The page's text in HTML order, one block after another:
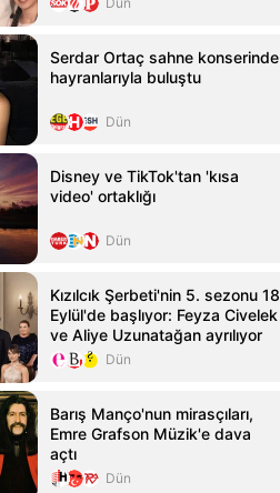
Serdar Ortaç sahne konserinde
hayranlarıyla buluştu
Dün
Disney ve TikTok'tan 'kısa
video' ortaklığı
Dün
Kızılcık Şerbeti'nin 5. sezonu 18
Eylül'de başlıyor: Feyza Civelek
ve Aliye Uzunatağan ayrılıyor
Dün
Barış Manço'nun mirasçıları,
Emre Grafson Müzik'e dava
açtı
Dün